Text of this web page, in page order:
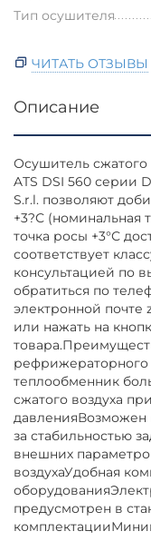
Тип осушителя
ЧИТАТЬ ОТЗЫВЫ
Описание
Осушитель
ATS DSI 560 серии
S.r.l. позволяют
+3?С (номинальная
точка росы +3°С
соответствует
консультацией по
обратиться по
электронной почте
или нажать на
теплообменник
сжатого воздуха
давленияВозможен
за стабильностью
внешних
воздухаУдобная
предусмотрен в